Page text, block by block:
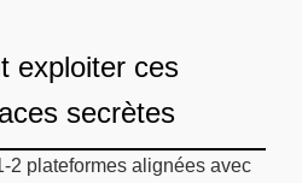
exploiter ces
secrètes
2 plateformes alignées avec